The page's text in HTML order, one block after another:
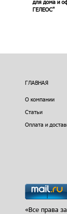
для дома и
ГЕЛЕОС"
ГЛАВНАЯ
О компании
Статьи
Оплата и
«Все права